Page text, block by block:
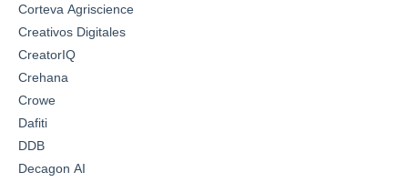
Corteva Agriscience
Creativos Digitales
CreatorIQ
Crehana
Crowe
Dafiti
DDB
Decagon AI